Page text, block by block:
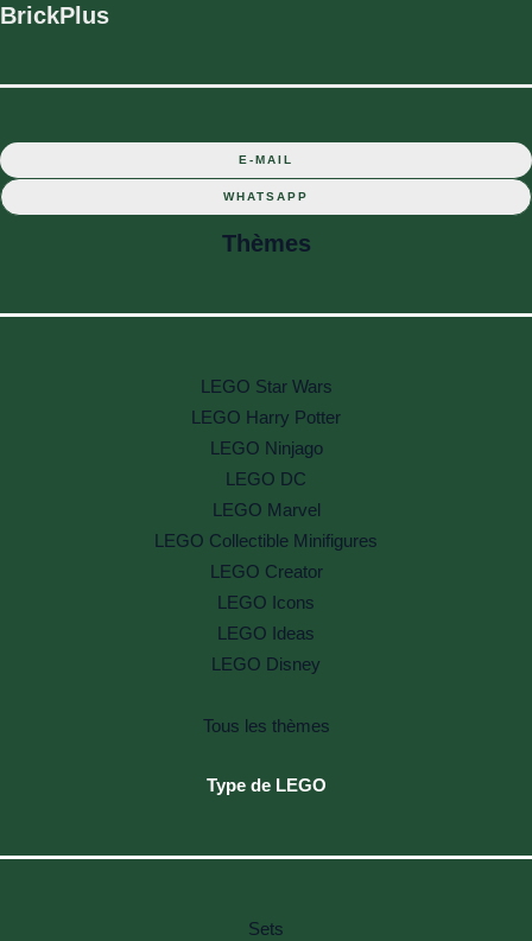
BrickPlus
E-MAIL
WHATSAPP
Thèmes
LEGO Star Wars
LEGO Harry Potter
LEGO Ninjago
LEGO DC
LEGO Marvel
LEGO Collectible Minifigures
LEGO Creator
LEGO Icons
LEGO Ideas
LEGO Disney
Tous les thèmes
Type de LEGO
Sets